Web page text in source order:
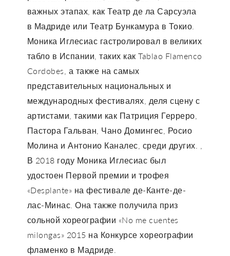
важных этапах, как Театр де ла Сарсуэла
в Мадриде или Театр Бункамура в Токио.
Моника Иглесиас гастролировал в великих
табло в Испании, таких как Tablao Flamenco
Cordobes, а также на самых
представительных национальных и
международных фестивалях, деля сцену с
артистами, такими как Патриция Герреро,
Пастора Гальван, Чано Домингес, Росио
Молина и Антонио Каналес, среди других. ,
В 2018 году Моника Иглесиас был
удостоен Первой премии и трофея
«Desplante» на фестивале де-Канте-де-
лас-Минас. Она также получила приз
сольной хореографии «No me cuentes
milongas» 2015 на Конкурсе хореографии
фламенко в Мадриде.